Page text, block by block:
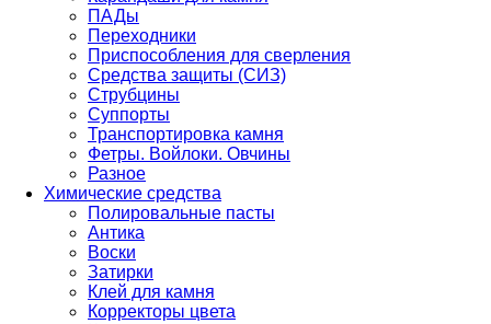
ПАДы
Переходники
Приспособления для сверления
Средства защиты (СИЗ)
Струбцины
Суппорты
Транспортировка камня
Фетры. Войлоки. Овчины
Разное
Химические средства
Полировальные пасты
Антика
Воски
Затирки
Клей для камня
Корректоры цвета